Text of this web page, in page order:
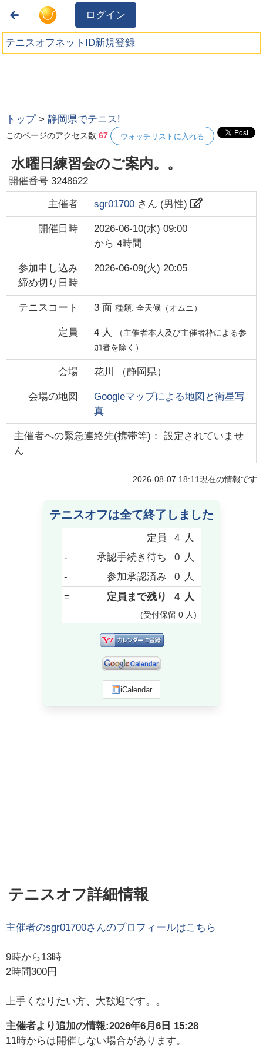
ログイン
テニスオフネットID新規登録
トップ >静岡県でテニス!
このページのアクセス数67 ウォッチリストに入れる
水曜日練習会のご案内。。
開催番号3248622
主催者 sgr01700さん (男性)
開催日時
2026-06-10(水) 09:00
から 4時間
参加申し込み
締め切り日時
2026-06-09(火) 20:05
テニスコート 3面 種類: 全天候（オムニ）
定員 4 人
（主催者本人及び主催者枠による参
加者を除く）
会場 花川 （静岡県）
会場の地図
Googleマップによる地図と衛星写
真
主催者への緊急連絡先(携帯等)： 設定されていませ
ん
2026-08-07 18:11現在の情報です
テニスオフは全て終了しました
定員 4 人
-
承認手続き待ち 0 人
-
参加承認済み 0 人
=
定員まで残り 4 人
(受付保留 0 人)
iCalendar
テニスオフ詳細情報
主催者のsgr01700さんのプロフィールはこちら
9時から13時
2時間300円
上手くなりたい方、大歓迎です。。
主催者より追加の情報:2026年6月6日 15:28
11時からは開催しない場合があります。